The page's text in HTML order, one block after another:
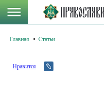
Главная Статьи
Нравится